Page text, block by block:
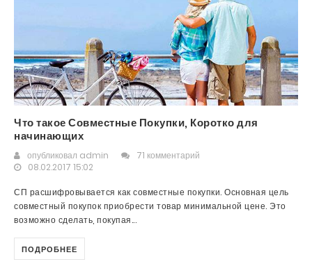
Что такое Совместные Покупки, Коротко для
начинающих
опубликовал admin
71 комментарий
08.02.2017 15:02
СП расшифровывается как совместные покупки. Основная цель
совместный покупок приобрести товар минимальной цене. Это
возможно сделать, покупая...
ПОДРОБНЕЕ